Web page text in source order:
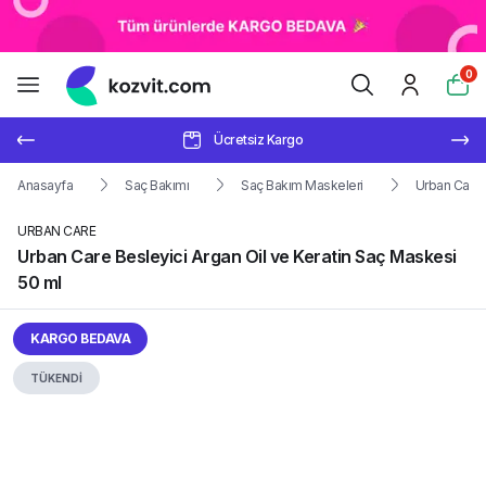
0
Ücretsiz Kargo
Anasayfa Saç Bakımı Saç Bakım Maskeleri Urban
URBAN CARE
Urban Care Besleyici Argan Oil ve Keratin Saç Maskesi
50 ml
KARGO BEDAVA
TÜKENDİ